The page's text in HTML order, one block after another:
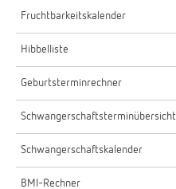
Fruchtbarkeitskalender
Hibbelliste
Geburtsterminrechner
Schwangerschaftsterminübersicht
Schwangerschaftskalender
BMI-Rechner